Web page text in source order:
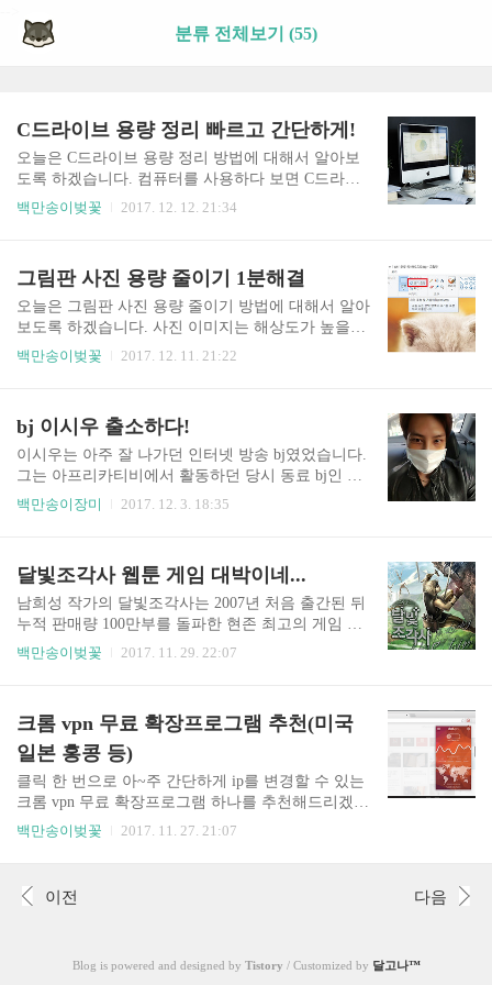
분류 전체보기 (55)
C드라이브 용량 정리 빠르고 간단하게!
오늘은 C드라이브 용량 정리 방법에 대해서 알아보
도록 하겠습니다. 컴퓨터를 사용하다 보면 C드라이
브 용량이 부족해 정리가 필요한 경우가 생기는데요.
있는 C드라이브 용량 정리 방법을 살펴보도록 하겠
습니다. 1. 디스크정리C드라이브 용량 정리 첫 번째
방법은 디스크 정리입니다.내컴퓨터 혹은 내PC로 들
어간 후 C드라이브(C:)를 찾아 마우스 오른쪽 버튼을
눌러 속성으로 들어갑니다.그런 다음 창 중간에서 오
의 불필요한 파일을 제거합니다. 2. 제어판 – 프로그
램 ..
백만송이벚꽃 2017. 12. 12. 21:34
그림판 사진 용량 줄이기 1분해결
오늘은 그림판 사진 용량 줄이기 방법에 대해서 알아
보도록 하겠습니다. 사진 이미지는 해상도가 높을수
록 용량이 커질 수밖에 없습니다. 그렇기 때문에 어
를 이용하면 쉽습니다.먼저 용량을 줄일 사진을 준비
합니다. 제가 고른 사진의 용량은 127KB인데요. 이
사진의 용량을 줄여보도록 하겠습니다. 그림판에서
선택한 사진을 열어주세요.그런 다음 크기 조정으로
들어갑니다.100%로 되어있는 사진의 크기를 30% 정
유지 체크박스에 체크를 해야 비율이 그대로 유지된
상태..
백만송이벚꽃 2017. 12. 11. 21:22
bj 이시우 출소하다!
이시우는 아주 잘 나가던 인터넷 방송 bj였었습니다.
그는 아프리카티비에서 활동하던 당시 동료 bj인 강
은호, 커맨더지코 등과 함께 미녀 게스트 인터뷰 및
페이스북]팝콘티비 이적 후 방송을 킬 때 마다 실시
간 시청자 수 1위를 달성하며 승승장구하던 bj 이시
우는 당시 수입이 수억원이 넘었으며 아우디의 고급
스포츠카인 r8을 몰고 다니며 최고의 전성기를 맞이
하였습니다.[사진=팝콘티비]그러나 정상의 자리도
서도 영구 정지 처분을 당하게 되는데요. 이후 ..
백만송이장미 2017. 12. 3. 18:35
달빛조각사 웹툰 게임 대박이네...
남희성 작가의 달빛조각사는 2007년 처음 출간된 뒤
누적 판매량 100만부를 돌파한 현존 최고의 게임 판
타지 소설입니다. 이 소설은 2013년부터 카카오 페이
각사는 2015년 이도경 작가가 각색을 하고 김태형 작
가가 작화를 하여 웹툰으로도 재탄생하였는데요.달
빛조각사 웹툰은 카카오 페이지에서 무료로 볼 수 있
으며 현재 시즌2 65화까지 나온 상태입니다. 윤희성
작가는 달빛조각사 웹툰을 통해 그동안 글자로 밖에
표현하지 못 하였던 상상의 나래를 그림으로 펼쳐내
람..
백만송이벚꽃 2017. 11. 29. 22:07
크롬 vpn 무료 확장프로그램 추천(미국
일본 홍콩 등)
클릭 한 번으로 아~주 간단하게 ip를 변경할 수 있는
크롬 vpn 무료 확장프로그램 하나를 추천해드리겠습
니다! 전 Unlimited Free VPN, ZenMate VPN 등 수많
결이 끊기더라구요. (해외 직구 사이트 마지막 결제
창에서 팅기는 바람에 처음부터 다시 한 적도 있네요
긴 하지만 무료로도 충분히 잘 ~ 사용할 수 있구요.
백만송이벚꽃 2017. 11. 27. 21:07
이전 다음
Blog is powered and designed by Tistory / Customized by 달고나™